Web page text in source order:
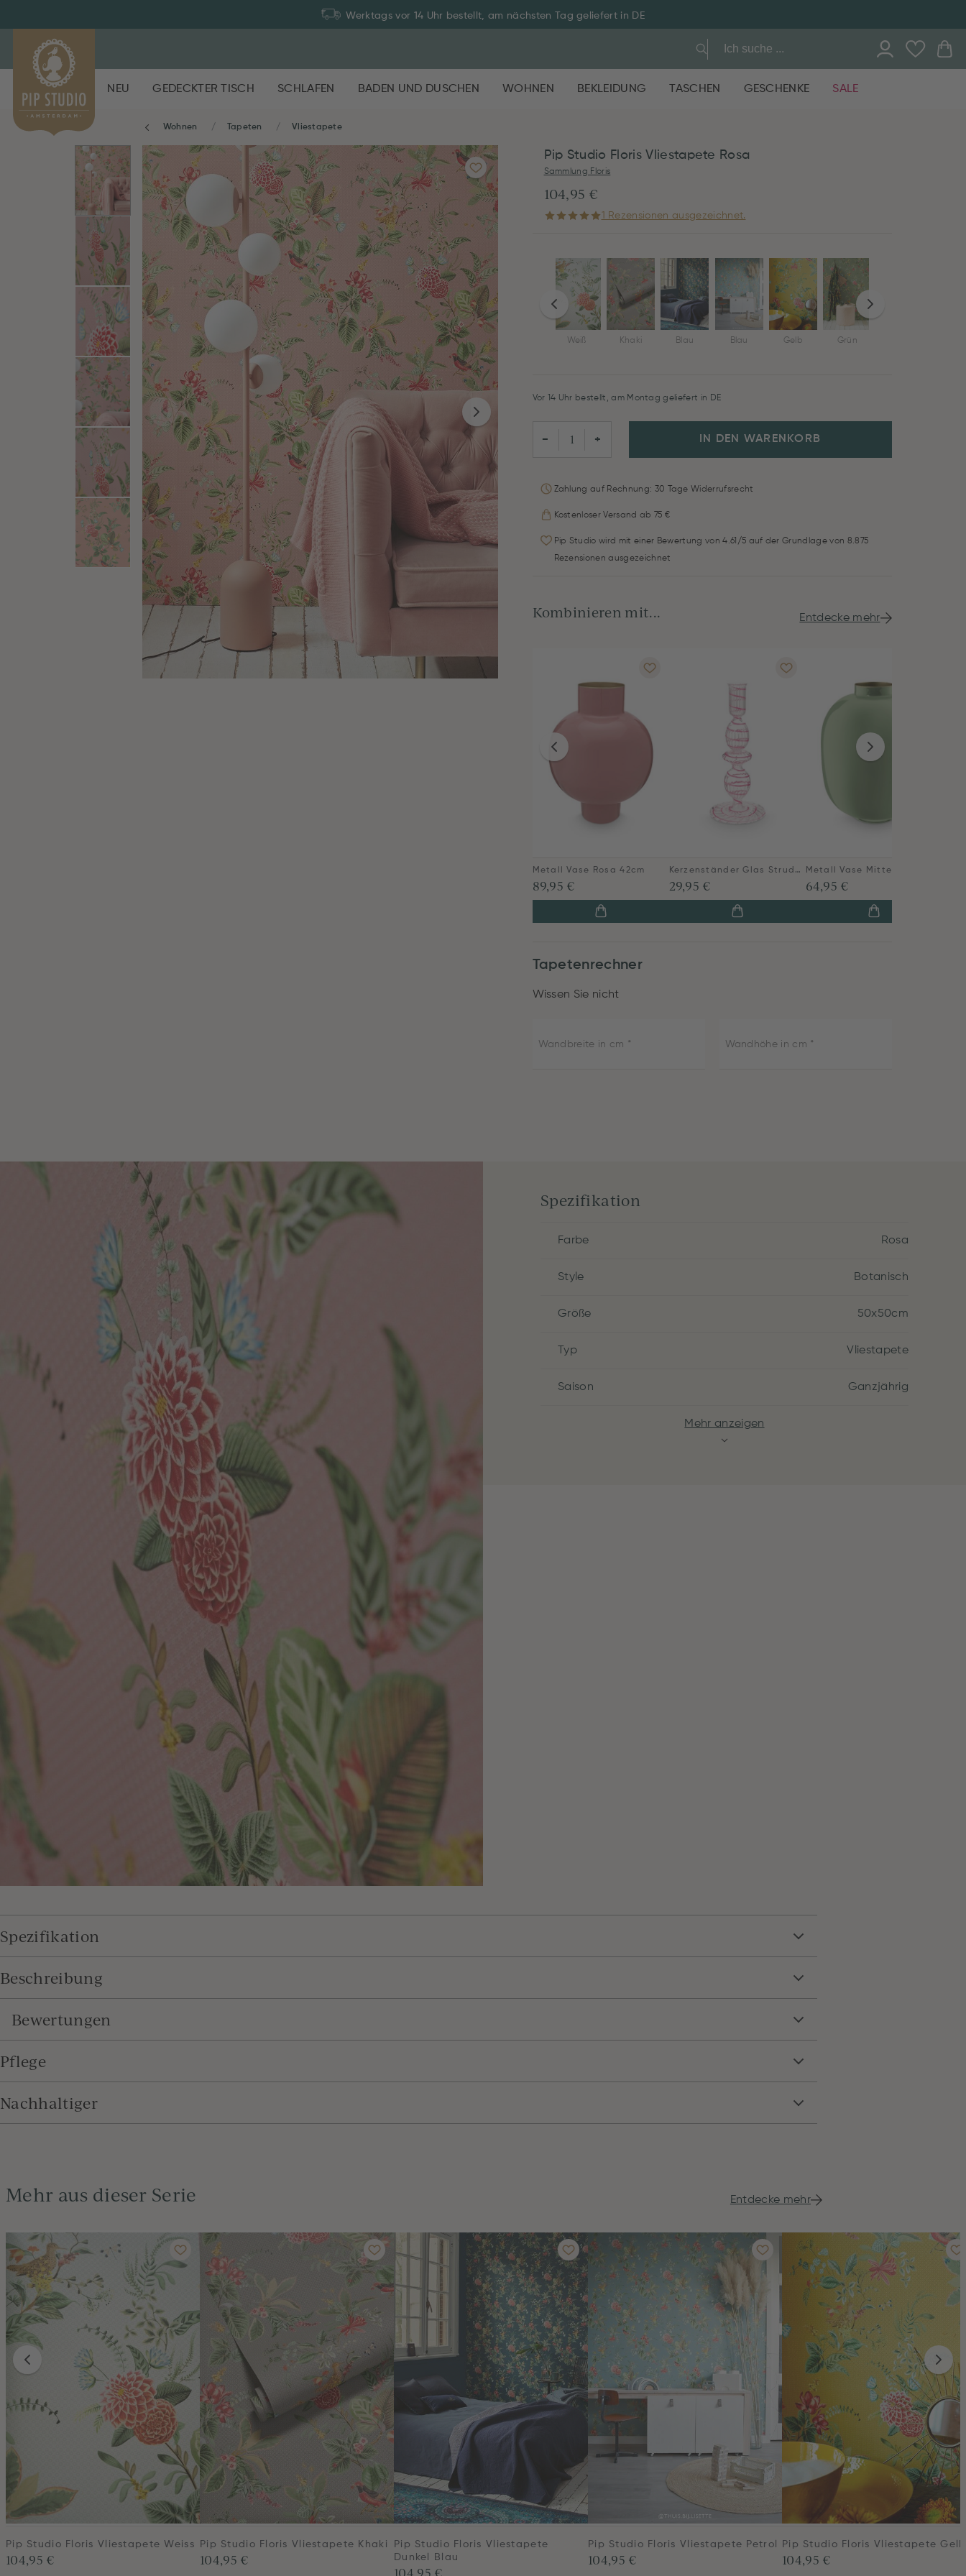
NEU GEDECKTER TISCH SCHLAFEN BADEN UND DUSCHEN WOHNEN BEKLEIDUNG TASCHEN GESCHENKE SALE
Wohnen Tapeten Vliestapete
Pip Studio Floris Vliestapete Rosa
Sammlung Floris
104,95 €
1 Rezensionen ausgezeichnet.
Weiß Khaki Blau Blau Gelb Grün
Vor 14 Uhr bestellt, am Montag geliefert in DE
− + IN DEN WARENKORB
Zahlung auf Rechnung: 30 Tage Widerrufsrecht
Kostenloser Versand ab 75 €
Pip Studio wird mit einer Bewertung von 4.61/5 auf der Grundlage von 8.875
Rezensionen ausgezeichnet
Kombinieren mit... Entdecke mehr
Metall Vase Rosa 42cm
89,95 €
Kerzenständer Glas Strudel Rosa 20cm
29,95 € 64,95 €
Tapetenrechner
Wissen Sie nicht
Wandbreite in cm Wandhöhe in cm
Spezifikation
Farbe Rosa
Style Botanisch
Größe 50x50cm
Typ Vliestapete
Saison Ganzjährig
Mehr anzeigen
Spezifikation
Beschreibung
Bewertungen
Pflege
Nachhaltiger
Mehr aus dieser Serie Entdecke mehr
Pip Studio Floris Vliestapete Weiss
104,95 €
Pip Studio Floris Vliestapete Khaki
104,95 €
Pip Studio Floris Vliestapete
Dunkel Blau
104,95 €
Pip Studio Floris Vliestapete Petrol
104,95 €
Pip Studio Floris Vliestapete Gelb
104,95 €